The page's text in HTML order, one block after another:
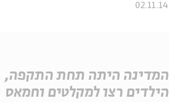
02.11.14
המדינה היתה תחת התקפה,
הילדים רצו למקלטים וחמאס